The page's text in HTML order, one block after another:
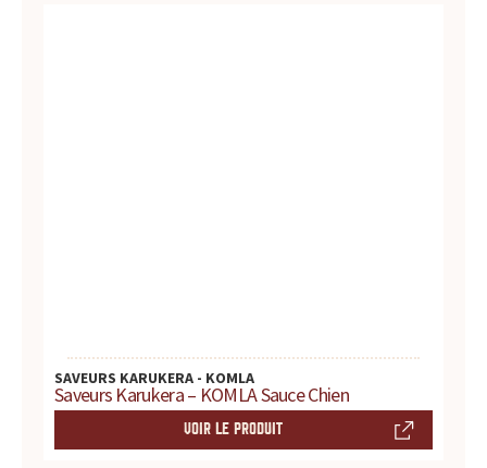
SAVEURS KARUKERA - KOMLA
Saveurs Karukera – KOMLA Sauce Chien
VOIR LE PRODUIT